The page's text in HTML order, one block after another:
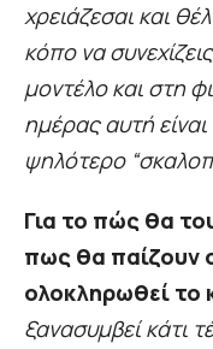
χρειάζεσαι και
κόπο να
μοντέλο και στη
ημέρας αυτή
ψηλότερο
Για το πώς θα
πως θα παίζουν
ολοκληρωθεί το
ξανασυμβεί κάτι